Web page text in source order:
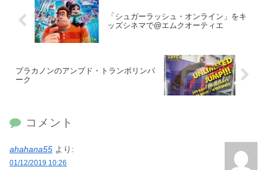
「シュガーラッシュ・オンライン」をキ
ッズシネマで@エムクオーティエ
プラカノンのアンプド・トランポリンパ
ーク
コメント
ahahana55 より:
01/12/2019 10:26